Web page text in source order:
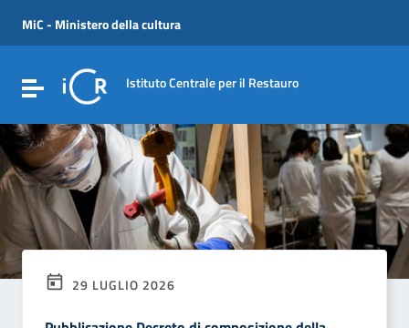
Vai al menu di navigazione
Vai al footer
MiC - Ministero della cultura
Attiva / disattiva la navigazione
Istituto Centrale per il Restauro
29 LUGLIO 2026